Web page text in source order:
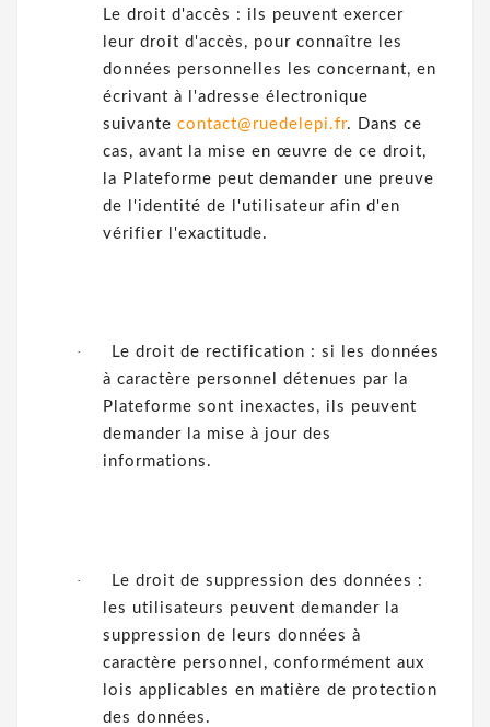
Le droit d'accès : ils peuvent exercer
leur droit d'accès, pour connaître les
données personnelles les concernant, en
écrivant à l'adresse électronique
suivante contact@ruedelepi.fr. Dans ce
cas, avant la mise en œuvre de ce droit,
la Plateforme peut demander une preuve
de l'identité de l'utilisateur afin d'en
vérifier l'exactitude.
·
Le droit de rectification : si les données
à caractère personnel détenues par la
Plateforme sont inexactes, ils peuvent
demander la mise à jour des
informations.
·
Le droit de suppression des données :
les utilisateurs peuvent demander la
suppression de leurs données à
caractère personnel, conformément aux
lois applicables en matière de protection
des données.